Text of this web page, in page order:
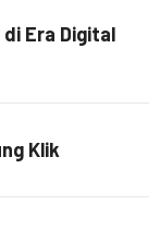
Era Digital
Klik